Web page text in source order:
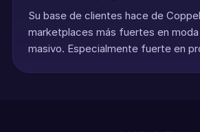
Su base de clientes hace de
marketplaces más fuertes en
masivo. Especialmente fuerte en